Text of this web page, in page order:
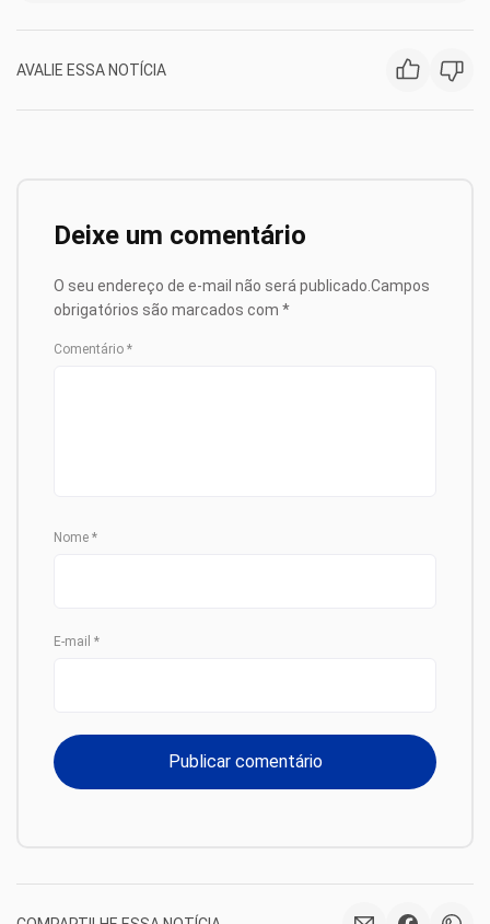
AVALIE ESSA NOTÍCIA
Deixe um comentário
O seu endereço de e-mail não será publicado. Campos
obrigatórios são marcados com *
Comentário *
Nome *
E-mail *